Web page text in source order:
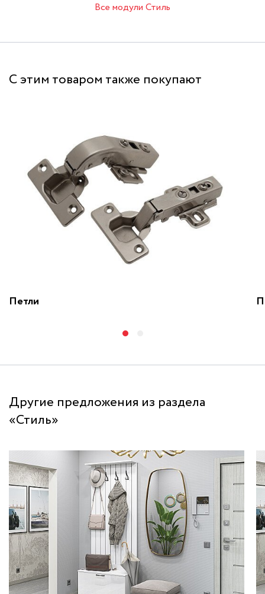
Все модули Стиль
С этим товаром также покупают
Петли
Другие предложения из раздела
«Стиль»